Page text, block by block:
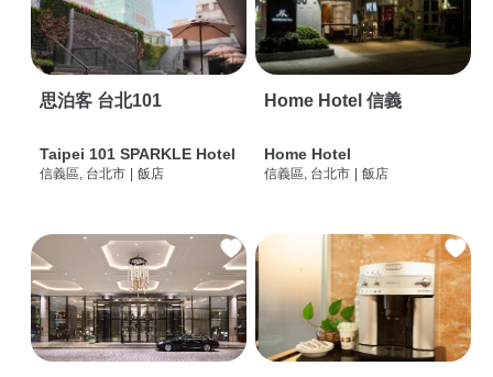
思泊客 台北101
Taipei 101 SPARKLE Hotel
信義區, 台北市 飯店
Home Hotel 信義
Home Hotel
信義區, 台北市 飯店